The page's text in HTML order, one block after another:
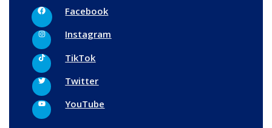
F
a
e
b
o
o
k
Facebook
I
n
t
a
r
a
m
Instagram
T
i
t
o
TikTok
T
w
t
t
r
Twitter
Y
o
t
YouTube